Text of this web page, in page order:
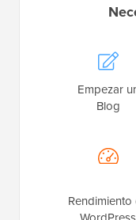
Empezar
Blog
Rendimiento